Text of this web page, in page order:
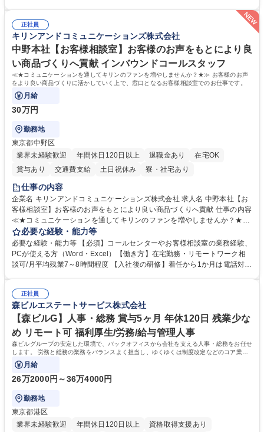
★メンバーがマンツーマンで丁寧に教えるため、ご経験が浅くても安心！
幅広く経験を積みたい意欲がある方に最適な環境です。 募集職種 【総
務・人事】未経験歓迎/日立グループ/組織運営を支えるゼネラリストを目
指す
マネジメント職として活躍したい 【尚可】■人事、労務、採用、教育業務
のご経験 ■労務管理（給与計算・社会保険手続き・勤怠管理など）の経験
■衛生管理者の資格をお持ちの方 学歴・資格 学歴：大学院 大学 高専 短大
専修学校 高校 語学力： 資格：
正社員
キリンアンドコミュニケーションズ株式会社
中野本社【お客様相談室】お客様のお声をもとにより良
い商品づくりへ貢献 インバウンドコールスタッフ
≪★コミュニケーションを通してキリンのファンを増やしませんか？★≫ お客様のお声
をより良い商品づくりに活かしていく上で、窓口となるお客様相談室でのお仕事です。
月給
30万円
勤務地
東京都中野区
業界未経験歓迎
年間休日120日以上 退職金あり
在宅OK
賞与あり
交通費支給 土日祝休み 寮・社宅あり
仕事の内容
企業名 キリンアンドコミュニケーションズ株式会社 求人名 中野本社【お
客様相談室】お客様のお声をもとにより良い商品づくりへ貢献 仕事の内容
≪★コミュニケーションを通してキリンのファンを増やしませんか？★≫
お客様のお声をより良い商品づくりに活かしていく上で、窓口となるお客
様相談室でのお仕事です。 日々お客様からいただくキリングループへのご
意見を、企業活動に活かしています。お客様からの声に迅速かつ誠意をも
って対応、情報提供するとともにグループ内活動に反映しています。 【具
平均100件前後■メール・手紙：同上40件前後 募集職種 中野本社【お客様
相談室】お客様のお声をもとにより良い商品づくりへ貢献
必要な経験・能力等
必要な経験・能力等 【必須】コールセンターやお客様相談室の業務経験、
PCが使える方（Word・Excel）【働き方】在宅勤務・リモートワーク相
談可/月平均残業7～8時間程度 【入社後の研修】着任から1か月は電話対応
すのでご安心ください。 【当社について】キリングループの広報機能を担
う会社として、お客様との出会いを大切にし、磨き上げたホスピタリティ
を込めてコミュニケーションをとりながら広報関連業務を行っておりま
す。 学歴・資格 学歴：大学院 大学 高専 短大 専修学校 高校 語学力： 資
格：
正社員
森ビルエステートサービス株式会社
【森ビルG】人事・総務 賞与5ヶ月 年休120日 残業少な
め リモート可 福利厚生/労務/給与管理人事
森ビルグループの安定した環境で、バックオフィスから会社を支える人事・総務をお任せ
します。 労務と総務の業務をバランスよく担当し、ゆくゆくは制度改定などのコア業務
にも挑戦できる、やりがいある環境です。
月給
26万2000円～36万4000円
勤務地
東京都港区
業界未経験歓迎
年間休日120日以上 資格取得支援あり